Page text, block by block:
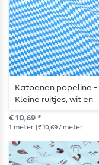
Katoenen popeline -
Kleine ruitjes, wit en
blauw
€ 10,69 *
1 meter | € 10,69 / meter